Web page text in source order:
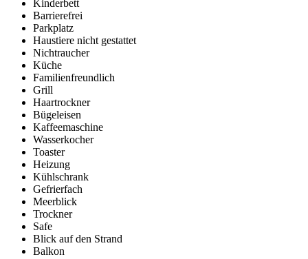
Kinderbett
Barrierefrei
Parkplatz
Haustiere nicht gestattet
Nichtraucher
Küche
Familienfreundlich
Grill
Haartrockner
Bügeleisen
Kaffeemaschine
Wasserkocher
Toaster
Heizung
Kühlschrank
Gefrierfach
Meerblick
Trockner
Safe
Blick auf den Strand
Balkon